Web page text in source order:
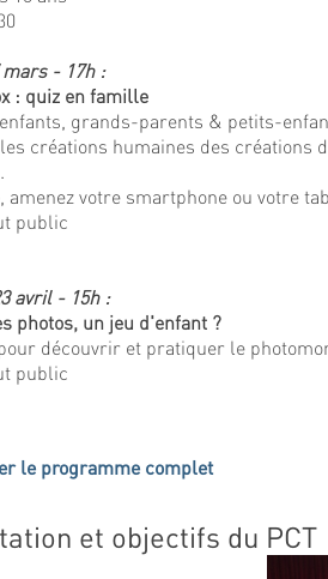
mars - 17h :
: quiz en famille
grands-parents & petits-
créations humaines des créations
amenez votre smartphone ou votre
public
avril - 15h :
photos, un jeu d'enfant ?
découvrir et pratiquer le
public
le programme complet
et objectifs du PCT